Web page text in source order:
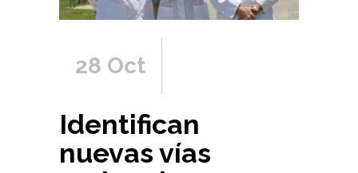
28 Oct
Identifican
nuevas vías